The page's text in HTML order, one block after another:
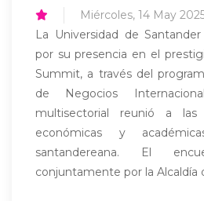
Miércoles, 14 May
La Universidad de
por su presencia en el
Summit, a través del
de Negocios
multisectorial reunió a las
económicas y
santandereana. El
conjuntamente por la Alcaldía